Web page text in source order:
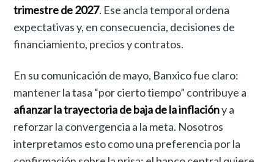
trimestre de 2027. Ese ancla temporal ordena
expectativas y, en consecuencia, decisiones de
financiamiento, precios y contratos.
En su comunicación de mayo, Banxico fue claro:
mantener la tasa “por cierto tiempo” contribuye a
afianzar la trayectoria de baja de la inflacióny a
reforzar la convergencia a la meta. Nosotros
interpretamos esto como una preferencia por la